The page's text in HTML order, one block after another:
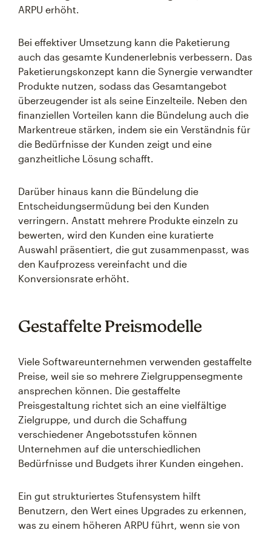
ARPU erhöht.
Bei effektiver Umsetzung kann die Paketierung
auch das gesamte Kundenerlebnis verbessern. Das
Paketierungskonzept kann die Synergie verwandter
Produkte nutzen, sodass das Gesamtangebot
überzeugender ist als seine Einzelteile. Neben den
finanziellen Vorteilen kann die Bündelung auch die
Markentreue stärken, indem sie ein Verständnis für
die Bedürfnisse der Kunden zeigt und eine
ganzheitliche Lösung schafft.
Darüber hinaus kann die Bündelung die
Entscheidungsermüdung bei den Kunden
verringern. Anstatt mehrere Produkte einzeln zu
bewerten, wird den Kunden eine kuratierte
Auswahl präsentiert, die gut zusammenpasst, was
den Kaufprozess vereinfacht und die
Konversionsrate erhöht.
Gestaffelte Preismodelle
Viele Softwareunternehmen verwenden gestaffelte
Preise, weil sie so mehrere Zielgruppensegmente
ansprechen können. Die gestaffelte
Preisgestaltung richtet sich an eine vielfältige
Zielgruppe, und durch die Schaffung
verschiedener Angebotsstufen können
Unternehmen auf die unterschiedlichen
Bedürfnisse und Budgets ihrer Kunden eingehen.
Ein gut strukturiertes Stufensystem hilft
Benutzern, den Wert eines Upgrades zu erkennen,
was zu einem höheren ARPU führt, wenn sie von